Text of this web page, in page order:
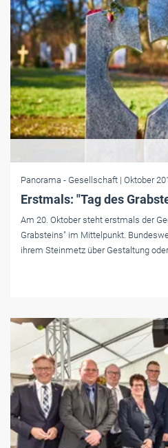
Panorama - Gesellschaft | Oktober
Erstmals: "Tag des
Am 20. Oktober steht erstmals der
Grabsteins" im Mittelpunkt.
ihrem Steinmetz über Gestaltung